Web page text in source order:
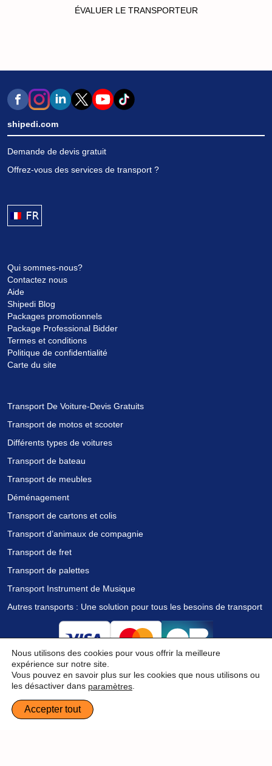
Nous utilisons des cookies pour vous offrir la meilleure
expérience sur notre site.
Vous pouvez en savoir plus sur les cookies que nous utilisons ou
les désactiver dans paramètres
Accepter tout
ÉVALUER LE TRANSPORTEUR
shipedi.com
Demande de devis gratuit
Offrez-vous des services de transport ?
FRANÇAIS
Qui sommes-nous?
Contactez nous
Aide
Shipedi Blog
Packages promotionnels
Package Professional Bidder
Termes et conditions
Politique de confidentialité
Carte du site
Transport De Voiture-Devis Gratuits
Transport de motos et scooter
Différents types de voitures
Transport de bateau
Transport de meubles
Déménagement
Transport de cartons et colis
Transport d’animaux de compagnie
Transport de fret
Transport de palettes
Transport Instrument de Musique
Autres transports : Une solution pour tous les besoins de transport